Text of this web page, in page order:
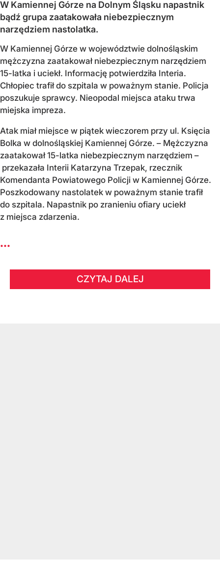
W Kamiennej Górze na Dolnym Śląsku napastnik
bądź grupa zaatakowała niebezpiecznym
narzędziem nastolatka.
W Kamiennej Górze w województwie dolnośląskim
mężczyzna zaatakował niebezpiecznym narzędziem
15-latka i uciekł. Informację potwierdziła Interia.
Chłopiec trafił do szpitala w poważnym stanie. Policja
poszukuje sprawcy. Nieopodal miejsca ataku trwa
miejska impreza.
Atak miał miejsce w piątek wieczorem przy ul. Księcia
Bolka w dolnośląskiej Kamiennej Górze. – Mężczyzna
zaatakował 15-latka niebezpiecznym narzędziem –
przekazała Interii Katarzyna Trzepak, rzecznik
Komendanta Powiatowego Policji w Kamiennej Górze.
Poszkodowany nastolatek w poważnym stanie trafił
do szpitala. Napastnik po zranieniu ofiary uciekł
z miejsca zdarzenia.
...
CZYTAJ DALEJ